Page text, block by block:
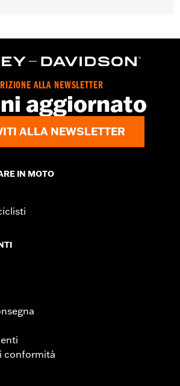
ALLA NEWSLETTER
aggiornato
ALLA NEWSLETTER
IN MOTO
conformità